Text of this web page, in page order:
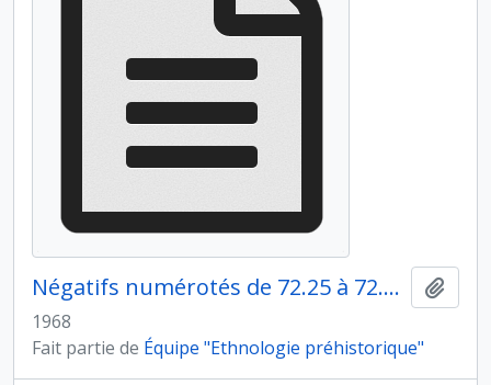
Négatifs numérotés de 72.25 à 72.36A
1968
Fait partie de Équipe "Ethnologie préhistorique"